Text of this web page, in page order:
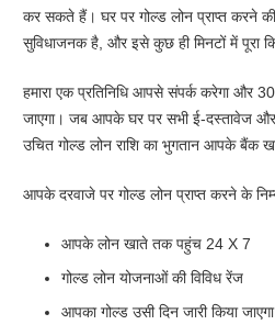
कर सकते हैं। घर पर गोल्ड लोन प्राप्त करने
सुविधाजनक है, और इसे कुछ ही मिनटों में पूरा
हमारा एक प्रतिनिधि आपसे संपर्क करेगा और
जाएगा। जब आपके घर पर सभी ई-दस्तावेज और
उचित गोल्ड लोन राशि का भुगतान आपके बैंक
आपके दरवाजे पर गोल्ड लोन प्राप्त करने के
आपके लोन खाते तक पहुंच 24 X 7
गोल्ड लोन योजनाओं की विविध रेंज
आपका गोल्ड उसी दिन जारी किया